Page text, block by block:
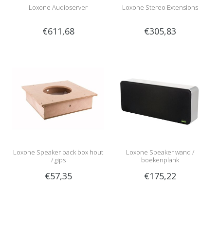
Loxone Audioserver
€611,68
Loxone Stereo Extensions
€305,83
Loxone Speaker back box hout
/ gips
€57,35
Loxone Speaker wand /
boekenplank
€175,22